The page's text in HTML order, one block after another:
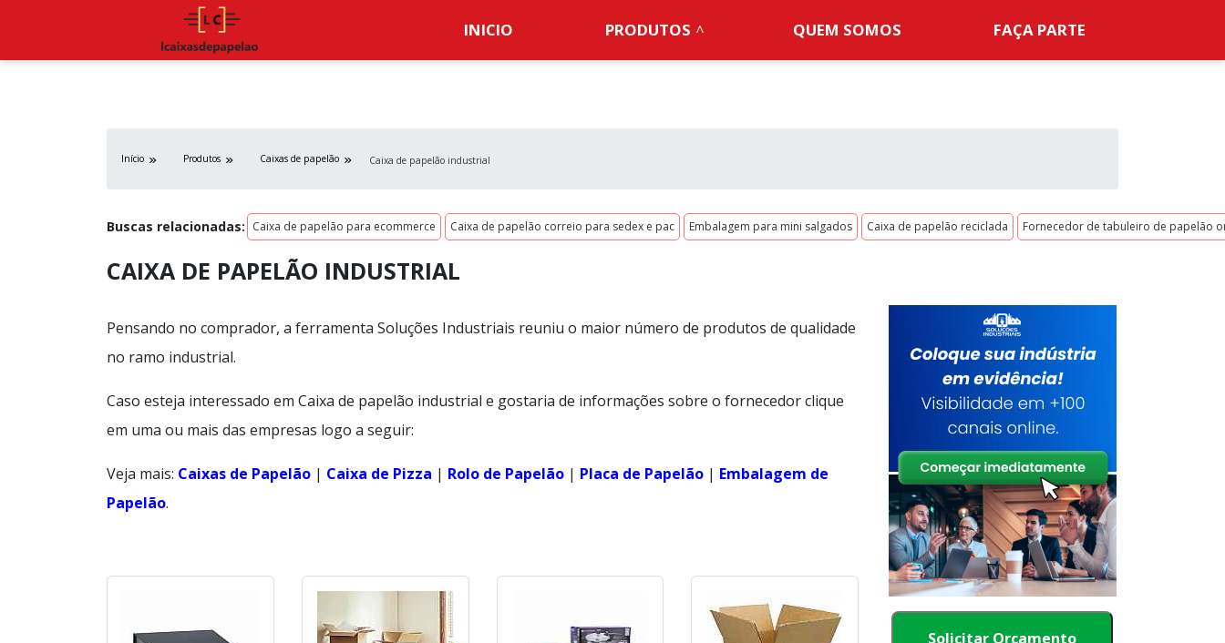
INICIO PRODUTOS QUEM SOMOS FAÇA PARTE
Início Produtos Caixas de papelão Caixa de papelão industrial
Buscas relacionadas: Caixa de papelão para ecommerce Caixa de papelão correio para sedex e pac Embalagem para mini salgados Caixa de papelão reciclada Fornecedor de tabuleiro de papelão
CAIXA DE PAPELÃO INDUSTRIAL
Pensando no comprador, a ferramenta Soluções Industriais reuniu o maior número de produtos de qualidade
no ramo industrial.
Caso esteja interessado em Caixa de papelão industrial e gostaria de informações sobre o fornecedor clique
em uma ou mais das empresas logo a seguir:
Veja mais: Caixas de Papelão | Caixa de Pizza | Rolo de Papelão | Placa de Papelão | Embalagem de
Papelão.
Solicitar Orçamento